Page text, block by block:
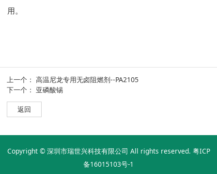
用。
上一个： 高温尼龙专用无卤阻燃剂--PA2105
下一个： 亚磷酸锡
返回
Copyright © 深圳市瑞世兴科技有限公司 All rights reserved. 粤ICP
备16015103号-1